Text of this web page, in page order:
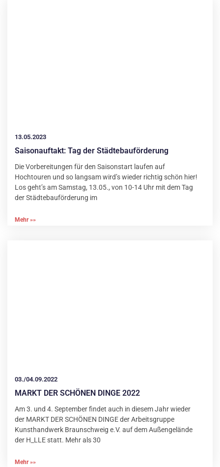
13.05.2023
Saisonauftakt: Tag der Städtebauförderung
Die Vorbereitungen für den Saisonstart laufen auf
Hochtouren und so langsam wird’s wieder richtig schön hier!
Los geht’s am Samstag, 13.05., von 10-14 Uhr mit dem Tag
der Städtebauförderung im
Mehr »»
03./04.09.2022
MARKT DER SCHÖNEN DINGE 2022
Am 3. und 4. September findet auch in diesem Jahr wieder
der MARKT DER SCHÖNEN DINGE der Arbeitsgruppe
Kunsthandwerk Braunschweig e.V. auf dem Außengelände
der H_LLE statt. Mehr als 30
Mehr »»